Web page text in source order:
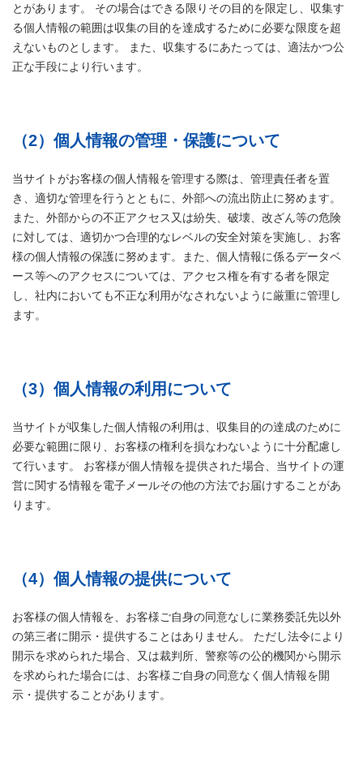
とがあります。 その場合はできる限りその目的を限定し、収集す
る個人情報の範囲は収集の目的を達成するために必要な限度を超
えないものとします。 また、収集するにあたっては、適法かつ公
正な手段により行います。
（2）個人情報の管理・保護について
当サイトがお客様の個人情報を管理する際は、管理責任者を置
き、適切な管理を行うとともに、外部への流出防止に努めます。
また、外部からの不正アクセス又は紛失、破壊、改ざん等の危険
に対しては、適切かつ合理的なレベルの安全対策を実施し、お客
様の個人情報の保護に努めます。また、個人情報に係るデータベ
ース等へのアクセスについては、アクセス権を有する者を限定
し、社内においても不正な利用がなされないように厳重に管理し
ます。
（3）個人情報の利用について
当サイトが収集した個人情報の利用は、収集目的の達成のために
必要な範囲に限り、お客様の権利を損なわないように十分配慮し
て行います。 お客様が個人情報を提供された場合、当サイトの運
営に関する情報を電子メールその他の方法でお届けすることがあ
ります。
（4）個人情報の提供について
お客様の個人情報を、お客様ご自身の同意なしに業務委託先以外
の第三者に開示・提供することはありません。 ただし法令により
開示を求められた場合、又は裁判所、警察等の公的機関から開示
を求められた場合には、お客様ご自身の同意なく個人情報を開
示・提供することがあります。